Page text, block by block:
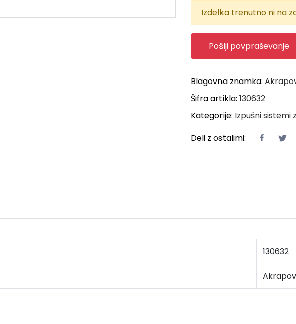
Izdelka trenutno ni na
Pošlji povpraševanje
Blagovna znamka:
Šifra artikla: 130632
Kategorije: Izpušni sistemi
Deli z ostalimi:
130632